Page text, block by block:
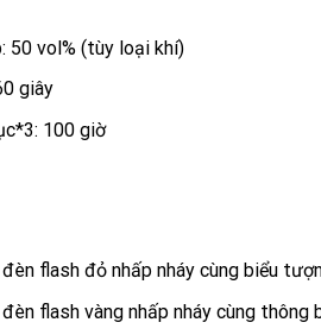
50 vol% (tùy loại khí)
giây
100 giờ
flash đỏ nhấp nháy cùng biểu
flash vàng nhấp nháy cùng thông